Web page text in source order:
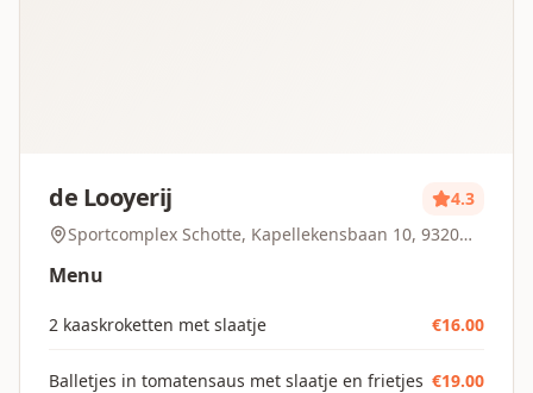
de Looyerij
4.3
Sportcomplex Schotte, Kapellekensbaan 10, 9320
Menu
2 kaaskroketten met slaatje €16.00
Balletjes in tomatensaus met slaatje en frietjes €19.00